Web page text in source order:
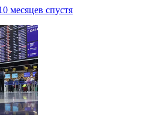
месяцев спустя